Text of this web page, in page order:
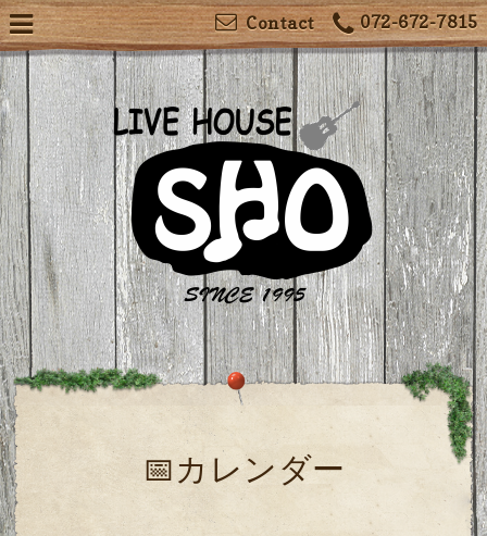
072-672-7815
Contact
📅カレンダー